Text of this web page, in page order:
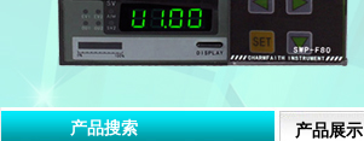
产品搜索 产品展示